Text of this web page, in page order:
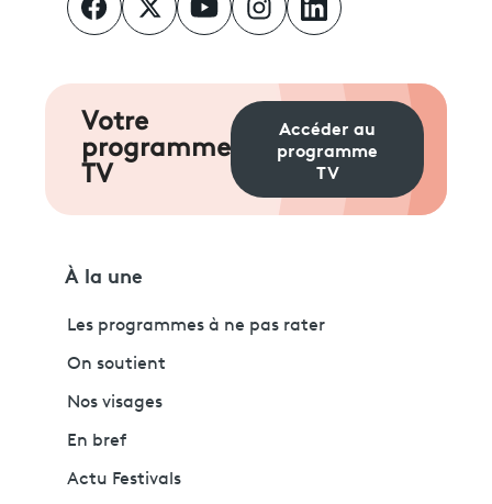
Votre
programme
TV
Accéder au
programme
TV
À la une
Les programmes à ne pas rater
On soutient
Nos visages
En bref
Actu Festivals